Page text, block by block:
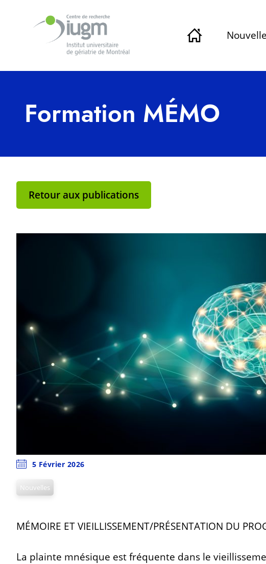
Formation MÉMO
Retour aux publications
5 Février 2026
Nouvelles
MÉMOIRE ET VIEILLISSEMENT/PRÉSENTATION DU
La plainte mnésique est fréquente dans le